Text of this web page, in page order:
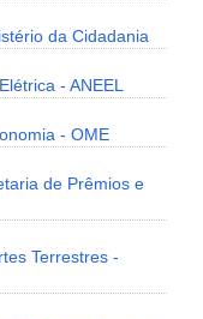
da Cidadania
- ANEEL
- OME
de Prêmios e
Terrestres -